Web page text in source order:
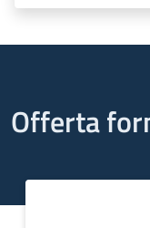
Offerta